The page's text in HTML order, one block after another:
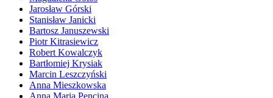
Jarosław Górski
Stanisław Janicki
Bartosz Januszewski
Piotr Kitrasiewicz
Robert Kowalczyk
Bartłomiej Krysiak
Marcin Leszczyński
Anna Mieszkowska
Anna Maria Pencina